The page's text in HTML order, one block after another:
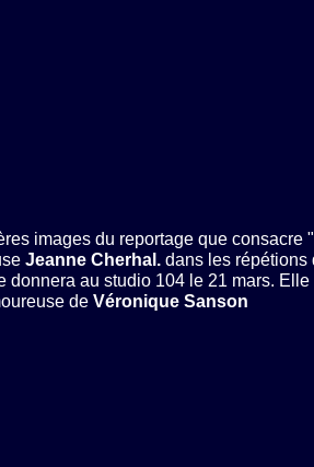
images du reportage que consacre
Jeanne Cherhal. dans les répétions
donnera au studio 104 le 21 mars. Elle
de Véronique Sanson